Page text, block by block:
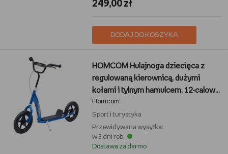
249,00 zł
DODAJ DO KOSZYKA
HOMCOM Hulajnoga dziecięca z
regulowaną kierownicą, dużymi
kołami i tylnym hamulcem, 12-calowa
hulajnoga miejska dla chłopców i
dziewcząt w wieku 5-12 lat,
stalowoniebieska
Homcom
Sport i turystyka
Przewidywana wysyłka:
w 3 dni rob.
Dostawa za darmo